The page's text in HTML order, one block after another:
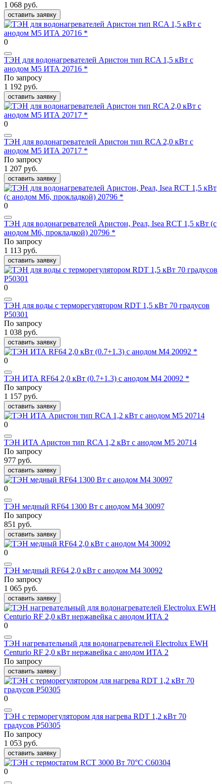
1 068 руб.
оставить заявку
0
ТЭН для водонагревателей Аристон тип RCA 1,5 кВт с
анодом М5 ИТА 20716 *
По запросу
1 192 руб.
оставить заявку
0
ТЭН для водонагревателей Аристон тип RCA 2,0 кВт с
анодом М5 ИТА 20717 *
По запросу
1 207 руб.
оставить заявку
0
ТЭН для водонагревателей Аристон, Реал, Isea RCT 1,5 кВт (с
анодом М6, прокладкой) 20796 *
По запросу
1 113 руб.
оставить заявку
0
ТЭН для воды с терморегулятором RDT 1,5 кВт 70 градусов
P50301
По запросу
1 038 руб.
оставить заявку
0
ТЭН ИТА RF64 2,0 кВт (0.7+1.3) с анодом M4 20092 *
По запросу
1 157 руб.
оставить заявку
0
ТЭН ИТА Аристон тип RCA 1,2 кВт с анодом М5 20714
По запросу
977 руб.
оставить заявку
0
ТЭН медный RF64 1300 Вт с анодом М4 30097
По запросу
851 руб.
оставить заявку
0
ТЭН медный RF64 2,0 кВт с анодом М4 30092
По запросу
1 065 руб.
оставить заявку
0
ТЭН нагревательный для водонагревателей Electrolux EWH
Centurio RF 2,0 кВт нержавейка с анодом ИТА 2
По запросу
оставить заявку
0
ТЭН с терморегулятором для нагрева RDT 1,2 кВт 70
градусов P50305
По запросу
1 053 руб.
оставить заявку
0